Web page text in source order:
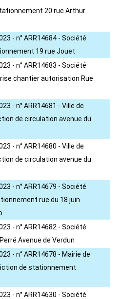
20 rue Arthur
- n° ARR14684 - Société
19 rue Jouet
- n° ARR14683 - Société
chantier autorisation Rue
- n° ARR14681 - Ville de
de circulation avenue du
- n° ARR14680 - Ville de
de circulation avenue du
- n° ARR14679 - Société
rue du 18 juin
- n° ARR14682 - Société
Avenue de Verdun
- n° ARR14678 - Mairie de
de stationnement
- n° ARR14630 - Société